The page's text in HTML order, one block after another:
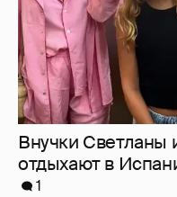
Внучки Светланы
отдыхают в
1